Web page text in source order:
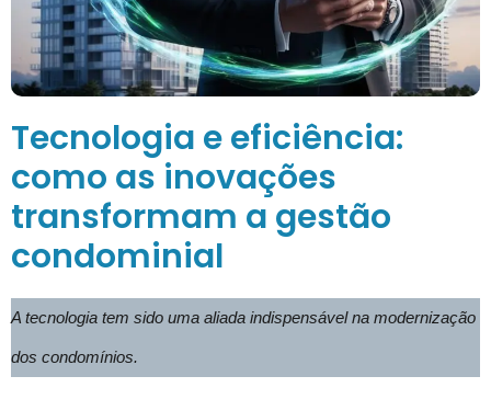
Tecnologia e eficiência:
como as inovações
transformam a gestão
condominial
A tecnologia tem sido uma aliada indispensável na modernização
dos condomínios.